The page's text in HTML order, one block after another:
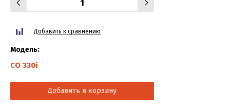
Добавить к сравнению
Модель:
CO 330i
Добавить в корзину